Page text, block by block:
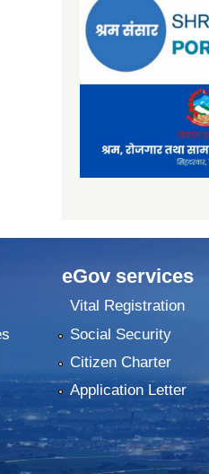
eGov services
Vital Registration
Social Security
Citizen Charter
Application Letter